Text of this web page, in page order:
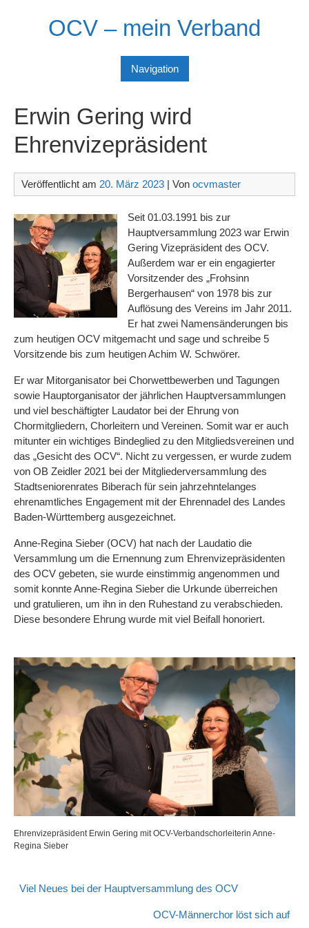
OCV – mein Verband
Navigation
Erwin Gering wird
Ehrenvizepräsident
Veröffentlicht am 20. März 2023 | Von ocvmaster
Seit 01.03.1991 bis zur
Hauptversammlung 2023 war Erwin
Gering Vizepräsident des OCV.
Außerdem war er ein engagierter
Vorsitzender des „Frohsinn
Bergerhausen“ von 1978 bis zur
Auflösung des Vereins im Jahr 2011.
Er hat zwei Namensänderungen bis
zum heutigen OCV mitgemacht und sage und schreibe 5
Vorsitzende bis zum heutigen Achim W. Schwörer.
Er war Mitorganisator bei Chorwettbewerben und Tagungen
sowie Hauptorganisator der jährlichen Hauptversammlungen
und viel beschäftigter Laudator bei der Ehrung von
Chormitgliedern, Chorleitern und Vereinen. Somit war er auch
mitunter ein wichtiges Bindeglied zu den Mitgliedsvereinen und
das „Gesicht des OCV“. Nicht zu vergessen, er wurde zudem
von OB Zeidler 2021 bei der Mitgliederversammlung des
Stadtseniorenrates Biberach für sein jahrzehntelanges
ehrenamtliches Engagement mit der Ehrennadel des Landes
Baden-Württemberg ausgezeichnet.
Anne-Regina Sieber (OCV) hat nach der Laudatio die
Versammlung um die Ernennung zum Ehrenvizepräsidenten
des OCV gebeten, sie wurde einstimmig angenommen und
somit konnte Anne-Regina Sieber die Urkunde überreichen
und gratulieren, um ihn in den Ruhestand zu verabschieden.
Diese besondere Ehrung wurde mit viel Beifall honoriert.
Ehrenvizepräsident Erwin Gering mit OCV-Verbandschorleiterin Anne-
Regina Sieber
Viel Neues bei der Hauptversammlung des OCV
OCV-Männerchor löst sich auf